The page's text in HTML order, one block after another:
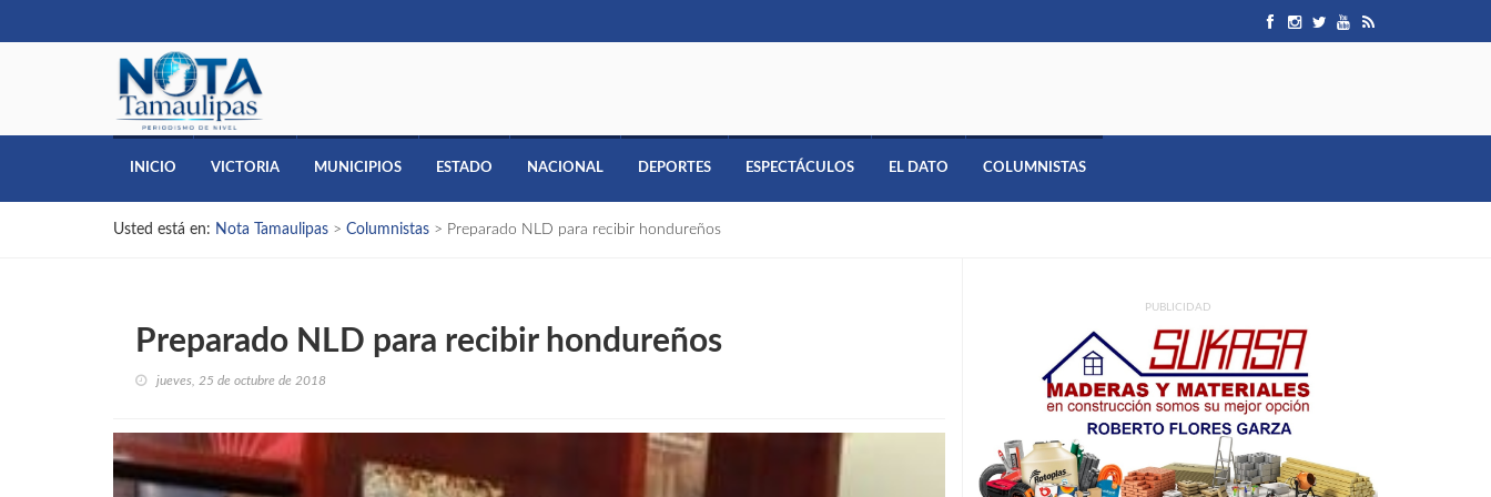
INICIO VICTORIA MUNICIPIOS ESTADO NACIONAL DEPORTES ESPECTÁCULOS EL DATO COLUMNISTAS
Usted está en: Nota Tamaulipas > Columnistas > Preparado NLD para recibir hondureños
Preparado NLD para recibir hondureños
jueves, 25 de octubre de 2018
PUBLICIDAD